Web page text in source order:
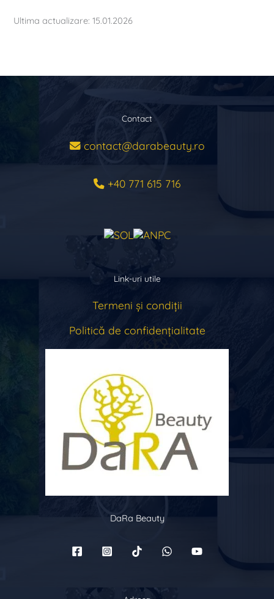
Ultima actualizare: 15.01.2026
Contact
contact@darabeauty.ro
+40 771 615 716
Link-uri utile
Termeni și condiții
Politică de confidențialitate
DaRa Beauty